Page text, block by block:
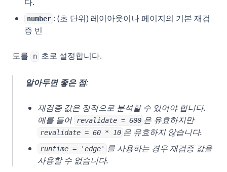
number : (초 단위) 레이아웃이나 페이지의 기본 재검
증 빈
도를 n 초로 설정합니다.
알아두면 좋은 점:
재검증 값은 정적으로 분석할 수 있어야 합니다.
예를 들어 revalidate = 600 은 유효하지만
revalidate = 60 * 10 은 유효하지 않습니다.
runtime = 'edge' 를 사용하는 경우 재검증 값을
사용할 수 없습니다.